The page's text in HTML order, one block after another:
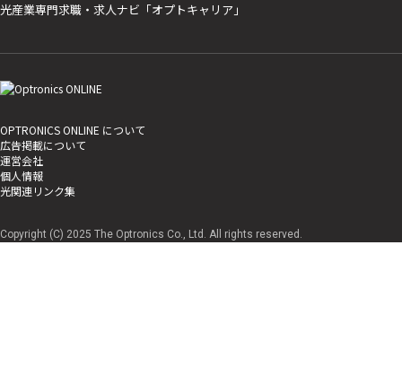
光産業専門求職・求人ナビ「オプトキャリア」
OPTRONICS ONLINE について
広告掲載について
運営会社
個人情報
光関連リンク集
Copyright (C) 2025 The Optronics Co., Ltd. All rights reserved.